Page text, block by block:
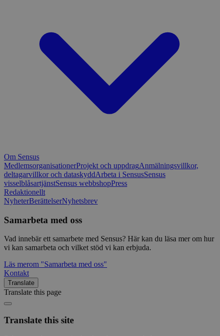
Om Sensus
MedlemsorganisationerProjekt och uppdragAnmälningsvillkor,
deltagarvillkor och dataskyddArbeta i SensusSensus
visselblåsartjänstSensus webbshopPress
Redaktionellt
NyheterBerättelserNyhetsbrev
Samarbeta med oss
Vad innebär ett samarbete med Sensus? Här kan du läsa mer om hur
vi kan samarbeta och vilket stöd vi kan erbjuda.
Läs merom "Samarbeta med oss"
Kontakt
Translate
Translate this page
Translate this site